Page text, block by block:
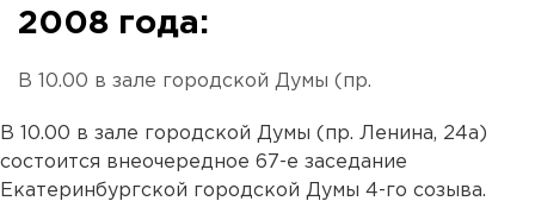
2008 года:
В 10.00 в зале городской Думы (пр.
В 10.00 в зале городской Думы (пр. Ленина, 24а)
состоится внеочередное 67-е заседание
Екатеринбургской городской Думы 4-го созыва.